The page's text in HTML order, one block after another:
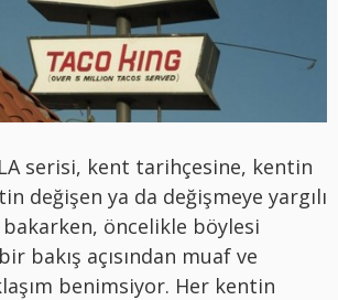
serisi, kent tarihçesine, kentin
değişen ya da değişmeye yargılı
öncelikle böylesi
bakış açısından muaf ve
benimsiyor. Her kentin